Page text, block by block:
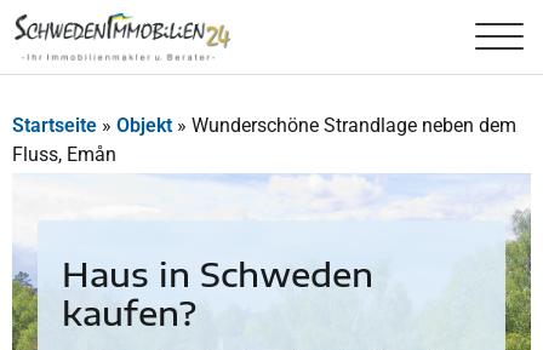
Startseite » Objekt » Wunderschöne Strandlage neben dem
Fluss, Emån
Haus in Schweden
kaufen?